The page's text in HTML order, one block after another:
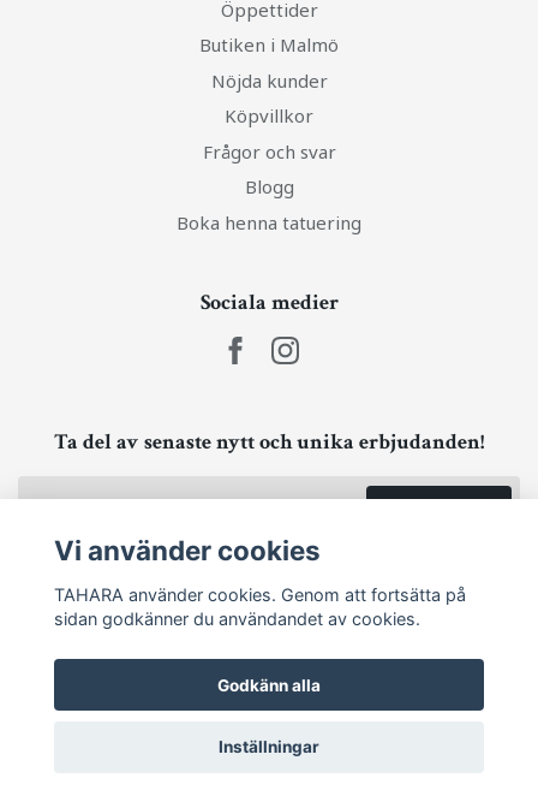
Öppettider
Butiken i Malmö
Nöjda kunder
Köpvillkor
Frågor och svar
Blogg
Boka henna tatuering
Sociala medier
Ta del av senaste nytt och unika erbjudanden!
© 2026 TAHARA
Vi använder cookies
TAHARA använder cookies. Genom att fortsätta på
sidan godkänner du användandet av cookies.
Godkänn alla
Inställningar